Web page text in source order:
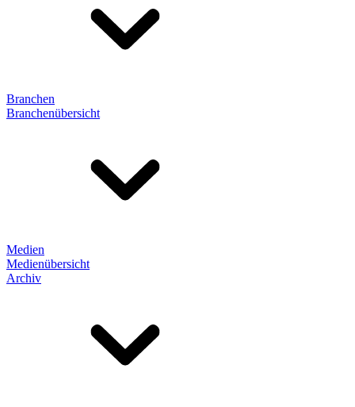
Branchen
Branchenübersicht
Medien
Medienübersicht
Archiv